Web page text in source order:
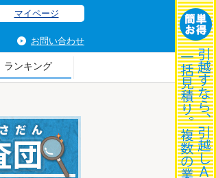
マイページ
お問い合わせ
ランキング